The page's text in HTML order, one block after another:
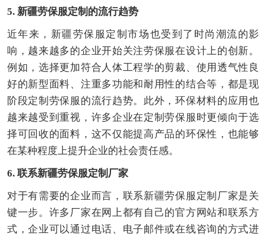
5. 新疆劳保服定制的流行趋势
近年来，新疆劳保服定制市场也受到了时尚潮流的影
响，越来越多的企业开始关注劳保服在设计上的创新。
例如，选择更加符合人体工程学的剪裁、使用透气性良
好的新型面料、注重多功能和耐用性的结合等，都是现
阶段定制劳保服的流行趋势。此外，环保材料的应用也
越来越受到重视，许多企业在定制劳保服时更倾向于选
择可回收的面料，这不仅能提高产品的环保性，也能够
在某种程度上提升企业的社会责任感。
6. 联系新疆劳保服定制厂家
对于有需要的企业而言，联系新疆劳保服定制厂家是关
键一步。许多厂家在网上都有自己的官方网站和联系方
式，企业可以通过电话、电子邮件或在线咨询的方式进